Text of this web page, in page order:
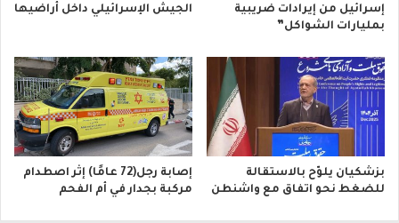
إسرائيل من إيرادات ضريبية
بمليارات الشواكل”
الجيش الإسرائيلي داخل أراضيها
بزشكيان يلوّح بالاستقالة
للضغط نحو اتفاق مع واشنطن
إصابة رجل(72 عامًا) إثر اصطدام
مركبة بجدار في أم الفحم